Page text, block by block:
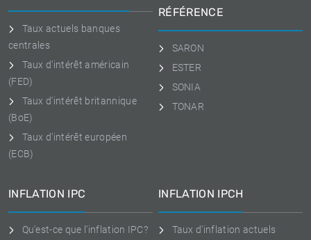
Taux actuels banques
centrales
Taux d'intérêt américain
(FED)
Taux d'intérêt britannique
(BoE)
Taux d'intérêt européen
(ECB)
RÉFÉRENCE
SARON
ESTER
SONIA
TONAR
INFLATION IPC
Qu'est-ce que l'inflation IPC?
INFLATION IPCH
Taux d'inflation actuels